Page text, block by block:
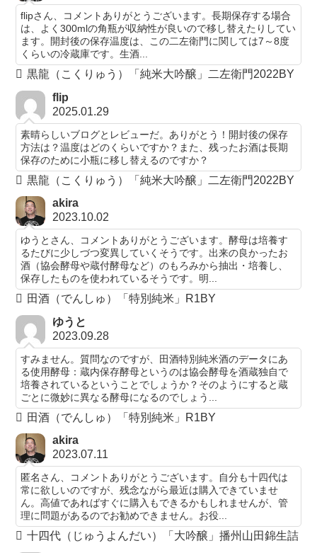
flipさん、コメントありがとうございます。長期保存する場合
は、よく300mlの角瓶が収納性が良いので移し替えたりしてい
ます。開封後の保存温度は、この二左衛門に関しては7～8度
くらいの冷蔵庫です。生酒...
黒龍（こくりゅう）「純米大吟醸」二左衛門2022BY
flip
2025.01.29
素晴らしいブログとレビューだ。ありがとう！開封後の保存
方法は？温度はどのくらいですか？また、残ったお酒は長期
保存のために小瓶に移し替えるのですか？
黒龍（こくりゅう）「純米大吟醸」二左衛門2022BY
akira
2023.10.02
ゆうとさん、コメントありがとうございます。酵母は培養す
るたびに少しづつ変異していくそうです。出来の良かったお
酒（協会酵母や蔵付酵母など）のもろみから抽出・培養し、
保存したものを使われているそうです。明...
田酒（でんしゅ）「特別純米」R1BY
ゆうと
2023.09.28
すみません。質問なのですが、田酒特別純米酒のデータにあ
る使用酵母：蔵内保存酵母というのは協会酵母を酒蔵独自で
培養されているということでしょうか？そのようにすると蔵
ごとに微妙に異なる酵母になるのでしょう...
田酒（でんしゅ）「特別純米」R1BY
akira
2023.07.11
匿名さん、コメントありがとうございます。自分も十四代は
常に欲しいのですが、残念ながら最近は購入できていませ
ん。高値であればすぐに購入もできるかもしれませんが、管
理に問題があるのでお勧めできません。お役...
十四代（じゅうよんだい）「大吟醸」播州山田錦生詰